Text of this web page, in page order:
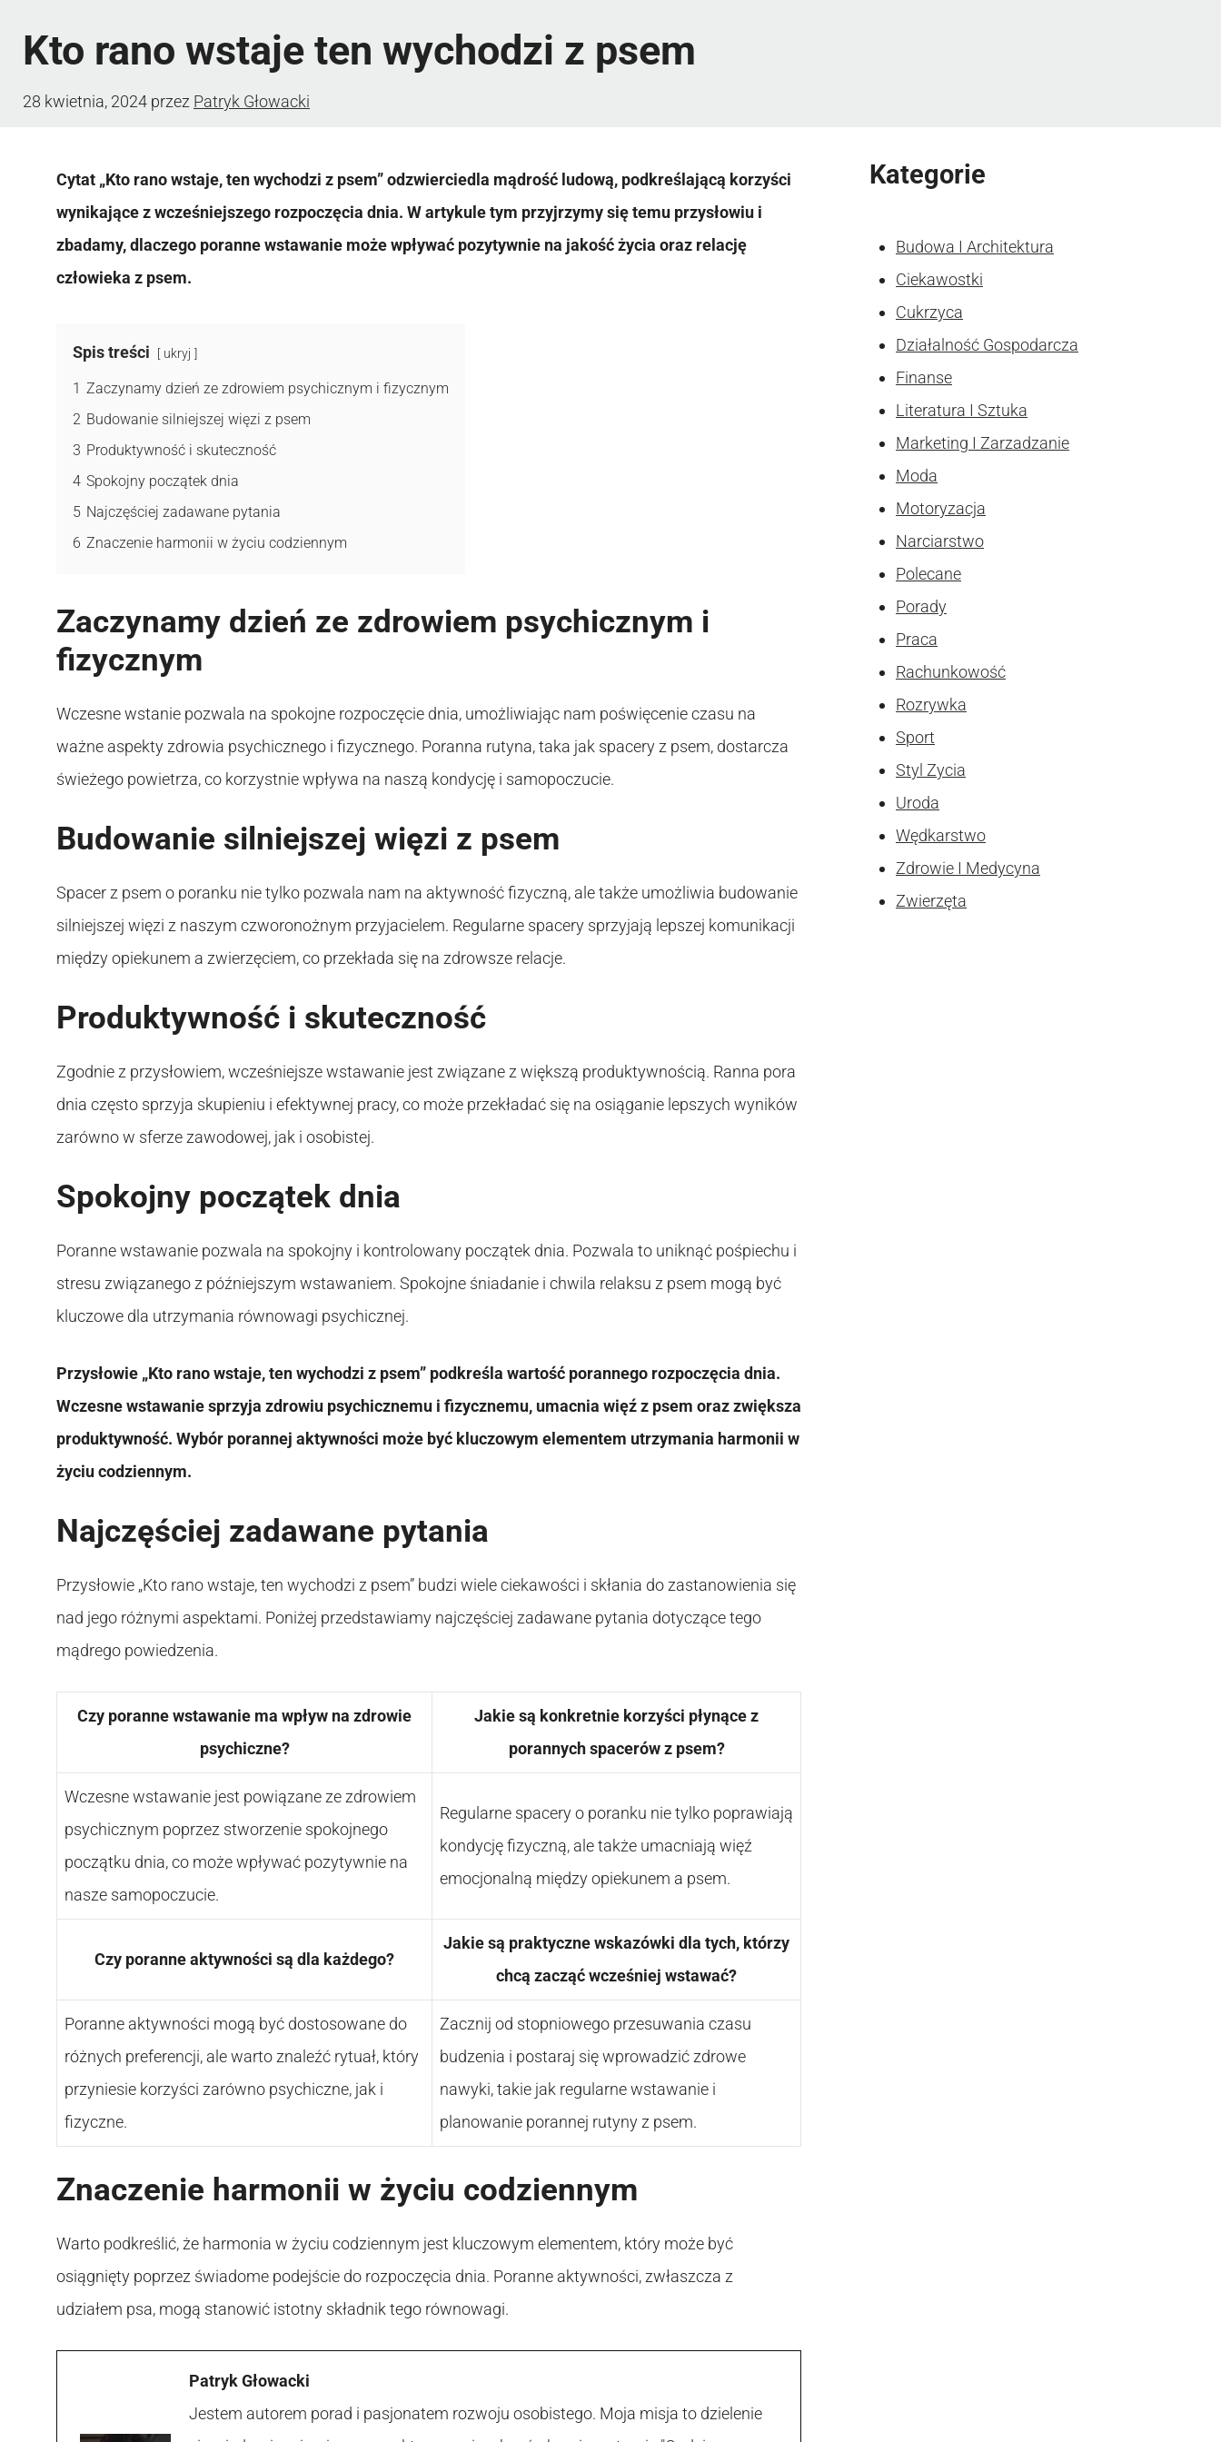
Kto rano wstaje ten wychodzi z psem
28 kwietnia, 2024 przez Patryk Głowacki
Cytat „Kto rano wstaje, ten wychodzi z psem” odzwierciedla mądrość ludową, podkreślającą korzyści
wynikające z wcześniejszego rozpoczęcia dnia. W artykule tym przyjrzymy się temu przysłowiu i
zbadamy, dlaczego poranne wstawanie może wpływać pozytywnie na jakość życia oraz relację
człowieka z psem.
Spis treści ukryj
1 Zaczynamy dzień ze zdrowiem psychicznym i fizycznym
2 Budowanie silniejszej więzi z psem
3 Produktywność i skuteczność
4 Spokojny początek dnia
5 Najczęściej zadawane pytania
6 Znaczenie harmonii w życiu codziennym
Zaczynamy dzień ze zdrowiem psychicznym i
fizycznym
Wczesne wstanie pozwala na spokojne rozpoczęcie dnia, umożliwiając nam poświęcenie czasu na
ważne aspekty zdrowia psychicznego i fizycznego. Poranna rutyna, taka jak spacery z psem, dostarcza
świeżego powietrza, co korzystnie wpływa na naszą kondycję i samopoczucie.
Budowanie silniejszej więzi z psem
Spacer z psem o poranku nie tylko pozwala nam na aktywność fizyczną, ale także umożliwia budowanie
silniejszej więzi z naszym czworonożnym przyjacielem. Regularne spacery sprzyjają lepszej komunikacji
między opiekunem a zwierzęciem, co przekłada się na zdrowsze relacje.
Produktywność i skuteczność
Zgodnie z przysłowiem, wcześniejsze wstawanie jest związane z większą produktywnością. Ranna pora
dnia często sprzyja skupieniu i efektywnej pracy, co może przekładać się na osiąganie lepszych wyników
zarówno w sferze zawodowej, jak i osobistej.
Spokojny początek dnia
Poranne wstawanie pozwala na spokojny i kontrolowany początek dnia. Pozwala to uniknąć pośpiechu i
stresu związanego z późniejszym wstawaniem. Spokojne śniadanie i chwila relaksu z psem mogą być
kluczowe dla utrzymania równowagi psychicznej.
Przysłowie „Kto rano wstaje, ten wychodzi z psem” podkreśla wartość porannego rozpoczęcia dnia.
Wczesne wstawanie sprzyja zdrowiu psychicznemu i fizycznemu, umacnia więź z psem oraz zwiększa
produktywność. Wybór porannej aktywności może być kluczowym elementem utrzymania harmonii w
życiu codziennym.
Najczęściej zadawane pytania
Przysłowie „Kto rano wstaje, ten wychodzi z psem” budzi wiele ciekawości i skłania do zastanowienia się
nad jego różnymi aspektami. Poniżej przedstawiamy najczęściej zadawane pytania dotyczące tego
mądrego powiedzenia.
Czy poranne wstawanie ma wpływ na zdrowie
psychiczne?
Jakie są konkretnie korzyści płynące z
porannych spacerów z psem?
Wczesne wstawanie jest powiązane ze zdrowiem
psychicznym poprzez stworzenie spokojnego
początku dnia, co może wpływać pozytywnie na
nasze samopoczucie.
Regularne spacery o poranku nie tylko poprawiają
kondycję fizyczną, ale także umacniają więź
emocjonalną między opiekunem a psem.
Czy poranne aktywności są dla każdego?
Jakie są praktyczne wskazówki dla tych, którzy
chcą zacząć wcześniej wstawać?
Poranne aktywności mogą być dostosowane do
różnych preferencji, ale warto znaleźć rytuał, który
przyniesie korzyści zarówno psychiczne, jak i
fizyczne.
Zacznij od stopniowego przesuwania czasu
budzenia i postaraj się wprowadzić zdrowe
nawyki, takie jak regularne wstawanie i
planowanie porannej rutyny z psem.
Znaczenie harmonii w życiu codziennym
Warto podkreślić, że harmonia w życiu codziennym jest kluczowym elementem, który może być
osiągnięty poprzez świadome podejście do rozpoczęcia dnia. Poranne aktywności, zwłaszcza z
udziałem psa, mogą stanowić istotny składnik tego równowagi.
Patryk Głowacki
Jestem autorem porad i pasjonatem rozwoju osobistego. Moja misja to dzielenie
Kategorie
Budowa I Architektura
Ciekawostki
Cukrzyca
Działalność Gospodarcza
Finanse
Literatura I Sztuka
Marketing I Zarzadzanie
Moda
Motoryzacja
Narciarstwo
Polecane
Porady
Praca
Rachunkowość
Rozrywka
Sport
Styl Zycia
Uroda
Wędkarstwo
Zdrowie I Medycyna
Zwierzęta